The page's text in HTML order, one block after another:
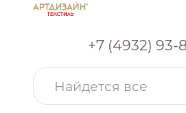
+7 (4932) 93-